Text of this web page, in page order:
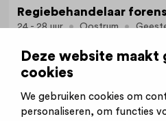
Deze website maakt
cookies
We gebruiken cookies om
personaliseren, om functies
24 - 28 uur Oostrum